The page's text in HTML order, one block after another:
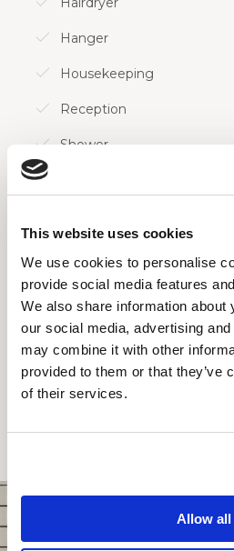
This website uses cookies
We use cookies to personalise
provide social media features
We also share information about
our social media, advertising
may combine it with other
provided to them or that they’ve
of their services.
Allow all
Hanger
Housekeeping
Reception
Shower
HVA DU KAN